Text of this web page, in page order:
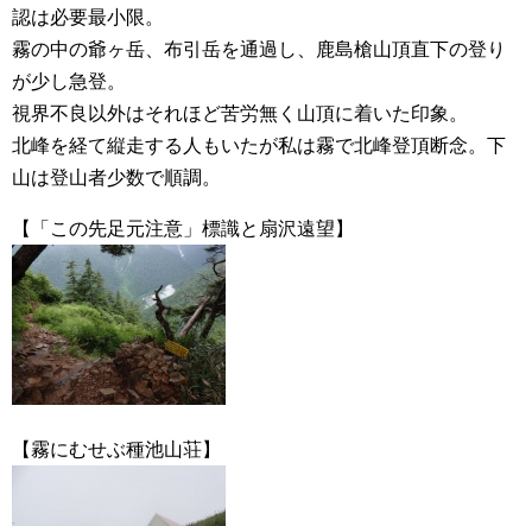
認は必要最小限。
霧の中の爺ヶ岳、布引岳を通過し、鹿島槍山頂直下の登り
が少し急登。
視界不良以外はそれほど苦労無く山頂に着いた印象。
北峰を経て縦走する人もいたが私は霧で北峰登頂断念。下
山は登山者少数で順調。
【「この先足元注意」標識と扇沢遠望】
【霧にむせぶ種池山荘】